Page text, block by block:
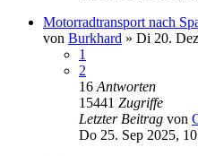
Motorradtransport nach
von Burkhard » Di 20.
1
2
16 Antworten
15441 Zugriffe
Letzter Beitrag von
Do 25. Sep 2025,